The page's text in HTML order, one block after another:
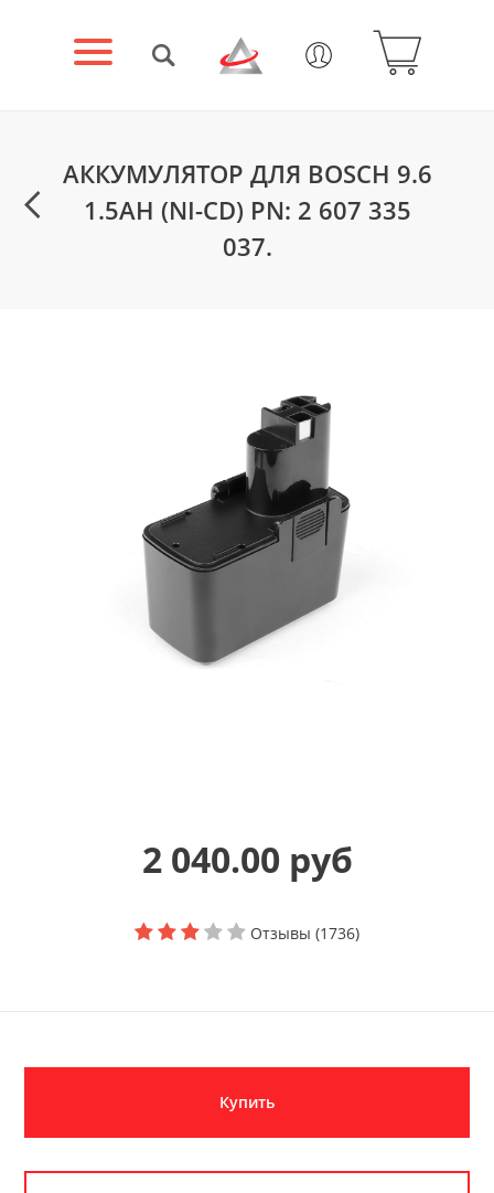
АККУМУЛЯТОР ДЛЯ BOSCH 9.6
1.5AH (NI-CD) PN: 2 607 335
037.
2 040.00 руб
Отзывы (1736)
Купить